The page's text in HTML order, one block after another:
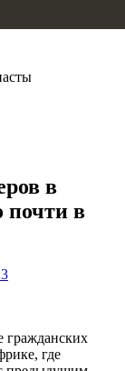
в
в
гражданских
где